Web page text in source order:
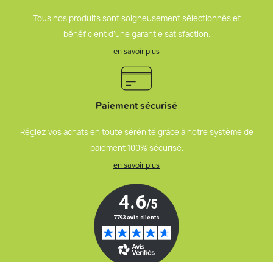
Tous nos produits sont soigneusement sélectionnés et
bénéficient d’une garantie satisfaction.
en savoir plus
Paiement sécurisé
Réglez vos achats en toute sérénité grâce à notre système de
paiement 100% sécurisé.
en savoir plus